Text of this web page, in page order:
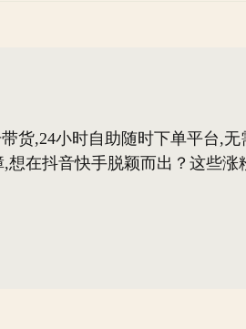
货,24小时自助随时下单平台,无
在抖音快手脱颖而出？这些涨